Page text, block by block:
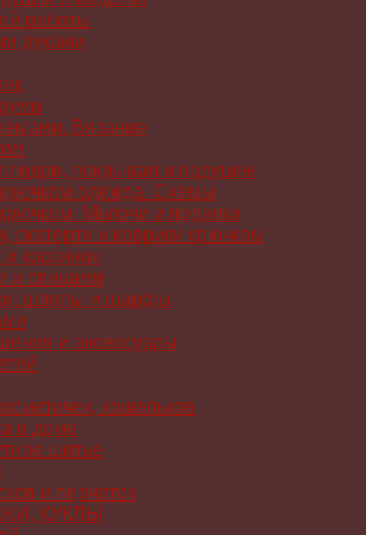
работы
руками
Вязание
покрывал и подушек
одежда. Схемы
Мелочи и поделки
скатерти и коврики крючком
корзинок
и спицами
шляпы и шарфы
и аксессуары
кошельков
в доме
шитье
и перчаток
КУКЛЫ